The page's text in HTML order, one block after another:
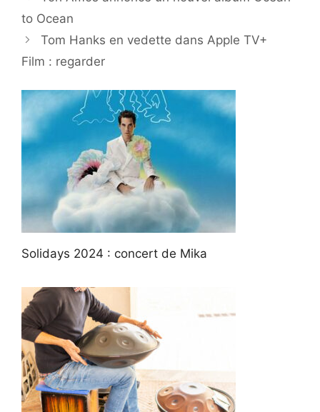
to Ocean
Tom Hanks en vedette dans Apple TV+
Film : regarder
Solidays 2024 : concert de Mika